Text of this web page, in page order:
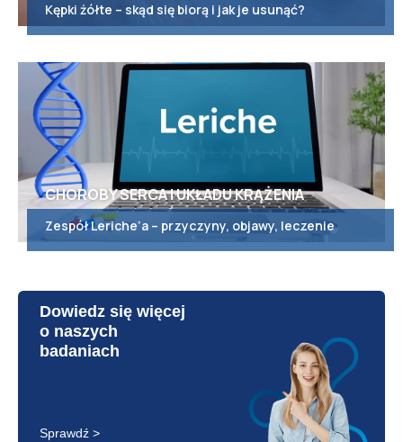
Kępki żółte – skąd się biorą i jak je usunąć?
CHOROBY SERCA I UKŁADU KRĄŻENIA
Zespół Leriche’a – przyczyny, objawy, leczenie
Dowiedz się więcej
o naszych
badaniach
Sprawdź >